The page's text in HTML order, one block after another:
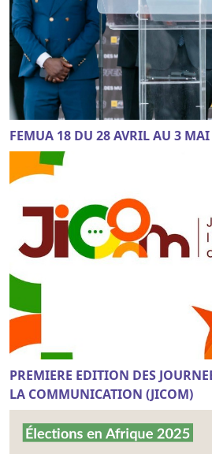
FEMUA 18 DU 28 AVRIL AU 3
PREMIERE EDITION DES
LA COMMUNICATION (JICOM)